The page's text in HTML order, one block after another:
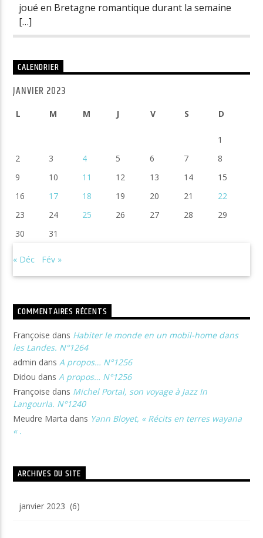
joué en Bretagne romantique durant la semaine
[…]
CALENDRIER
JANVIER 2023
L M M J V S D
1
2
3 4 5 6 7
8
9
10 11 12 13 14
15
16
17 18 19 20 21
22
23
24 25 26 27 28
29
30
31
« Déc Fév »
COMMENTAIRES RÉCENTS
Françoise dans Habiter le monde en un mobil-home dans
les Landes. N°1264
admin dansA propos… N°1256
Didou dansA propos… N°1256
Françoise dans Michel Portal, son voyage à Jazz In
Langourla. N°1240
Meudre Marta dans Yann Bloyet, « Récits en terres wayana
« .
ARCHIVES DU SITE
du